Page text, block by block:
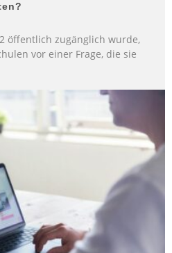
öffentlich zugänglich wurde,
vor einer Frage, die sie